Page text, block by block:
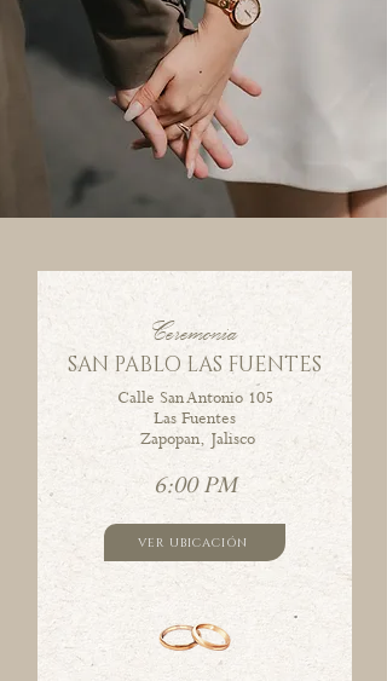
Ceremonia
SAN PABLO LAS FUENTES
Calle San Antonio 105
Las Fuentes
Zapopan, Jalisco
6:00 PM
VER UBICACIÓN